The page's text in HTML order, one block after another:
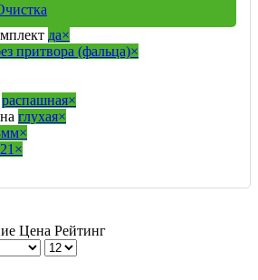
да×
притвора (фальца)×
распашная×
глухая×
×
×
Цена Рейтинг